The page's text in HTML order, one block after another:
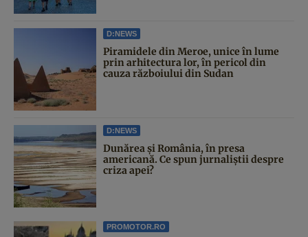
D:NEWS
Piramidele din Meroe, unice în lume
prin arhitectura lor, în pericol din
cauza războiului din Sudan
D:NEWS
Dunărea și România, în presa
americană. Ce spun jurnaliștii despre
criza apei?
PROMOTOR.RO